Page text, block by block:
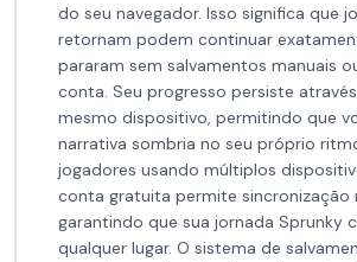
do seu navegador. Isso significa que
retornam podem continuar
pararam sem salvamentos manuais
conta. Seu progresso persiste
mesmo dispositivo, permitindo que
narrativa sombria no seu próprio
jogadores usando múltiplos
conta gratuita permite sincronização
garantindo que sua jornada Sprunky
qualquer lugar. O sistema de